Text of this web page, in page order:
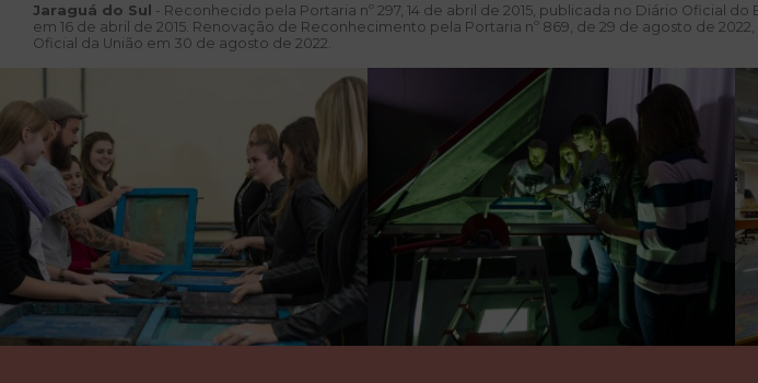
Jaraguá do Sul - Reconhecido pela Portaria nº 297, 14 de abril de 2015, publicada no Diário Oficial do
em 16 de abril de 2015. Renovação de Reconhecimento pela Portaria nº 869, de 29 de agosto de
Oficial da União em 30 de agosto de 2022.